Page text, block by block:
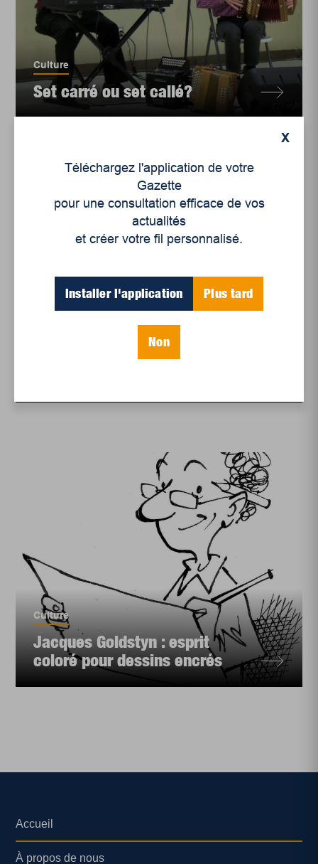
Culture
Set carré ou set callé?
Culture
FestiVoix 2017 : un
complice dans les
Culture
Jacques Goldstyn : esprit
coloré pour dessins encrés
X
Téléchargez l'application de votre
Gazette
pour une consultation efficace de vos
actualités
et créer votre fil personnalisé.
Installer l'application Plus tard
Non
Accueil
À propos de nous